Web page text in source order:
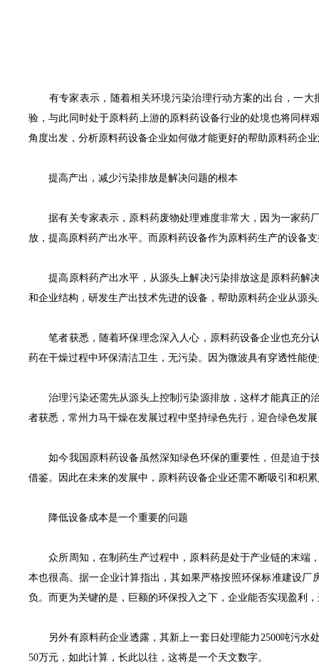
有专家表示，随着相关环境污染治理行动方案的出台，一大
验，与此同时处于原料药上游的原料药设备行业的处境也将同样
角度出发，分析原料药设备企业如何做才能更好的帮助原料药企
提高产出，减少污染排放是解决问题的根本
据有关专家表示，原料药废物处理难度非常大，因为一家药
放，提高原料药产出水平。而原料药设备作为原料药生产的设备
提高原料药产出水平，从源头上解决污染排放这是原料药解
和企业结构，研发生产出技术先进的设备，帮助原料药企业从源
笔者获悉，随着环保理念深入人心，原料药设备企业也充分
药在干燥过程中环保清洁卫生，无污染。因为微波具有穿透性能
治理污染还需先从源头上控制污染源排放，这样才能真正的
者获悉，常州力马干燥在发展过程中坚持绿色先行，迎合绿色发
如今我国原料药设备虽然深知绿色环保的重要性，但是迫于
借鉴。因此在未来的发展中，原料药设备企业还需不断吸引和积
降低设备成本是一个重要的问题
众所周知，在制药生产过程中，原料药是处于产业链的末端
本也很高。据一企业计算指出，其如果严格按照环保标准建设
负。而更为关键的是，巨额的环保投入之下，企业能否实现盈利
另外有原料药企业透露，其新上一套日处理能力2500吨污水处
50万元，如此计算，长此以往，这将是一个天文数字。